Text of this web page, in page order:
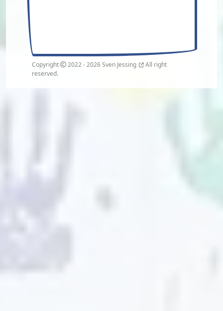
Copyright 2022 - 2026Sven Jessing
All right
reserved.